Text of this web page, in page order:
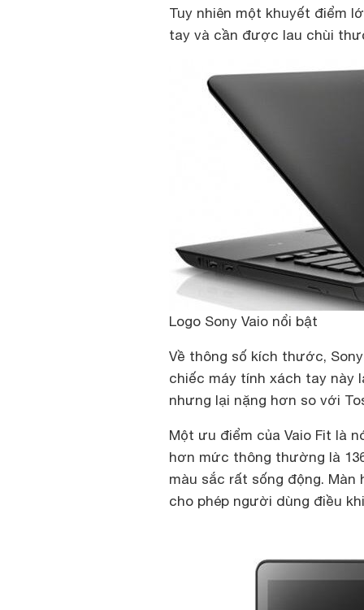
Tuy nhiên một khuyết điểm
tay và cần được lau chùi
Logo Sony Vaio nổi bật
Về thông số kích thước,
chiếc máy tính xách tay này
nhưng lại nặng hơn so với
Một ưu điểm của Vaio Fit là
hơn mức thông thường là
màu sắc rất sống động.
cho phép người dùng điều